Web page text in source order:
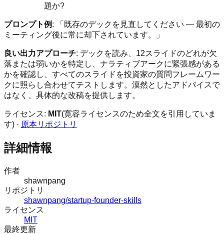
題か?
プロンプト例 : 「既存のデックを見直してください — 最初の
ミーティング後に常に却下されています。」
良い出力アプローチ: デックを読み、12スライドのどれが欠
落または弱いかを特定し、ナラティブアークに緊張感がある
かを確認し、すべてのスライドを投資家の質問フレームワー
クに照らし合わせてテストします。漠然としたアドバイスで
はなく、具体的な改稿を提供します。
ライセンス: MIT(寛容ライセンスのため全文を引用していま
す) · 原本リポジトリ
詳細情報
作者
shawnpang
リポジトリ
shawnpang/startup-founder-skills
ライセンス
MIT
最終更新